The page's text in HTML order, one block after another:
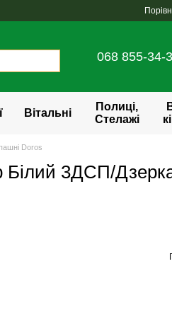
068 855-34-
Вітальні
Полиці,
Стелажі
Doros
Білий 3ДСП/